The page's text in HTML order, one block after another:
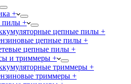
+
пилы +
цепные пилы +
цепные пилы +
цепные пилы +
и триммеры +
триммеры +
триммеры +